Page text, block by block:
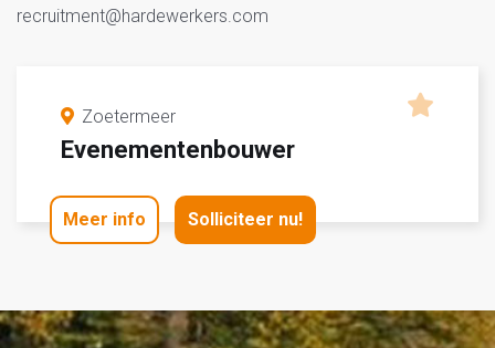
recruitment@hardewerkers.com
Zoetermeer
Evenementenbouwer
Meer info Solliciteer nu!